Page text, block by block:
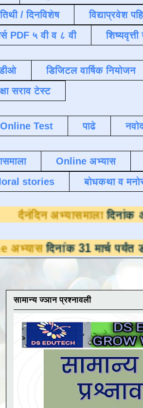
/ दिनविशेष
विद्याप्रवेश
PDF ५ वी व ८ वी
डिजिटल वार्षिक नियोजन
सराव टेस्ट
Online Test पाढे
Online अभ्यास
stories
बोधकथा व
दैनंदिन
31 मार्च पर्यंत
सामान्य ज्ञान प्रश्नावली